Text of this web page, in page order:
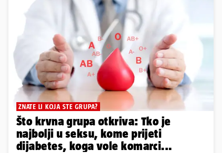
ZNATE LI KOJA STE GRUPA?
Što krvna grupa otkriva: Tko je
najbolji u seksu, kome prijeti
dijabetes, koga vole komarci...